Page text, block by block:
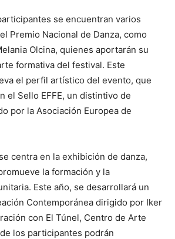
se encuentran varios
Premio Nacional de Danza, como
Olcina, quienes aportarán su
formativa del festival. Este
el perfil artístico del evento, que
el Sello EFFE, un distintivo de
por la Asociación Europea de
centra en la exhibición de danza,
la formación y la
Este año, se desarrollará un
Contemporánea dirigido por Iker
con El Túnel, Centro de Arte
los participantes podrán